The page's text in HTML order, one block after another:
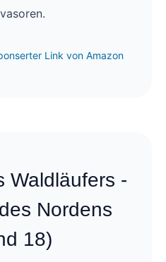
Link von Amazon
Waldläufers -
Nordens
18)